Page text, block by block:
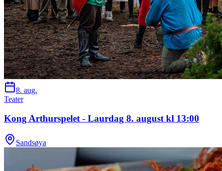
8. aug.
Teater
Kong Arthurspelet - Laurdag 8. august kl 13:00
Sandsøya